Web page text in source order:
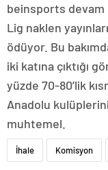
beinsports devam
Lig naklen
ödüyor. Bu
iki katına çıktığı
yüzde 70-80’lik
Anadolu
muhtemel.
İhale Komisyon